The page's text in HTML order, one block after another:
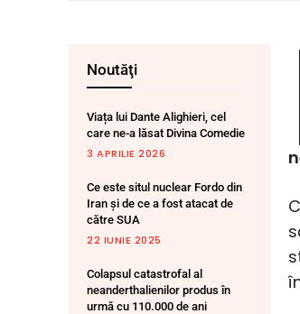
Noutăţi
Viața lui Dante Alighieri, cel
care ne-a lăsat Divina Comedie
3 APRILIE 2026
Ce este situl nuclear Fordo din
Iran și de ce a fost atacat de
către SUA
22 IUNIE 2025
Colapsul catastrofal al
neanderthalienilor produs în
urmă cu 110.000 de ani